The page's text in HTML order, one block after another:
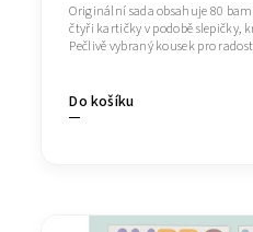
Do košíku
Originální sada obsahuje 80
čtyři kartičky v podobě slepičky,
Pečlivě vybraný kousek pro